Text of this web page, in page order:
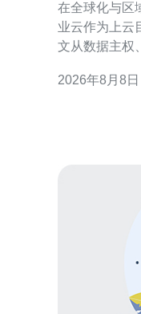
在全球化与区
业云作为上云
文从数据主权
程中降低风险、
2026年8月8日